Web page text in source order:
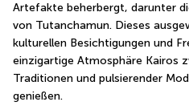
Artefakte beherbergt, darunter
von Tutanchamun. Dieses
kulturellen Besichtigungen und
einzigartige Atmosphäre Kairos
Traditionen und pulsierender
genießen.